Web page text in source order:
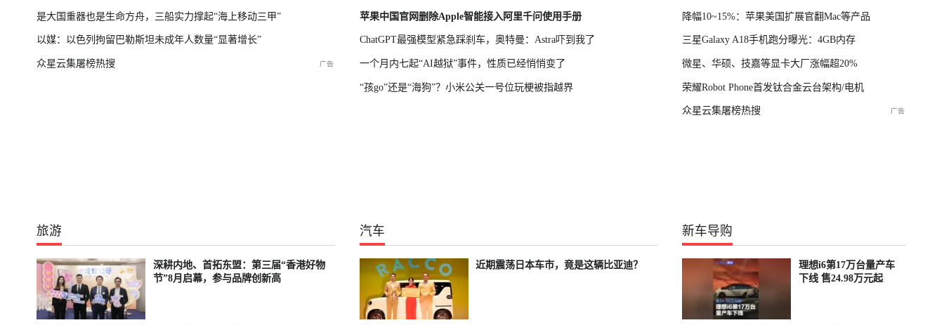
是大国重器也是生命方舟，三船实力撑起“海上移动三甲”
以媒：以色列拘留巴勒斯坦未成年人数量“显著增长”
众星云集屠榜热搜
苹果中国官网删除Apple智能接入阿里千问使用手册
ChatGPT最强模型紧急踩刹车，奥特曼：Astra吓到我了
一个月内七起“AI越狱”事件，性质已经悄悄变了
“孩go”还是“海狗”？小米公关一号位玩梗被指越界
降幅10~15%：苹果美国扩展官翻Mac等产品
三星Galaxy A18手机跑分曝光：4GB内存
微星、华硕、技嘉等显卡大厂涨幅超20%
荣耀Robot Phone首发钛合金云台架构/电机
众星云集屠榜热搜
旅游
深耕内地、首拓东盟：第三届“香港好物
节”8月启幕，参与品牌创新高
汽车
近期震荡日本车市，竟是这辆比亚迪？
新车导购
理想i6第17万台量产车
下线 售24.98万元起